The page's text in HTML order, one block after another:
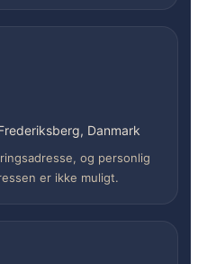
Danmark
og personlig
er ikke muligt.